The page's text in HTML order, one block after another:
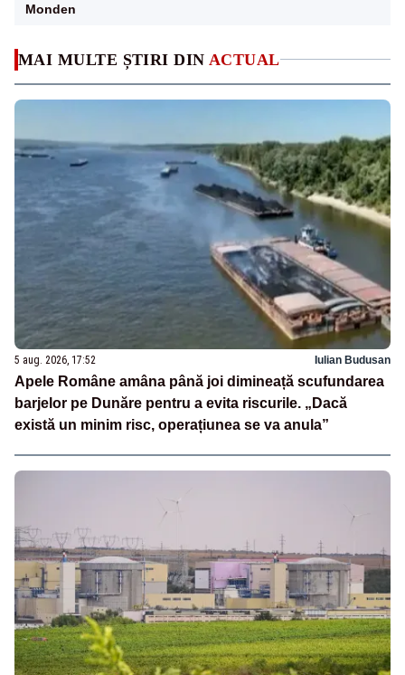
MAI MULTE ȘTIRI DIN ACTUAL
5 aug. 2026, 17:52 Iulian Budusan
Apele Române amâna până joi dimineață scufundarea
barjelor pe Dunăre pentru a evita riscurile. „Dacă
există un minim risc, operațiunea se va anula”
Monden